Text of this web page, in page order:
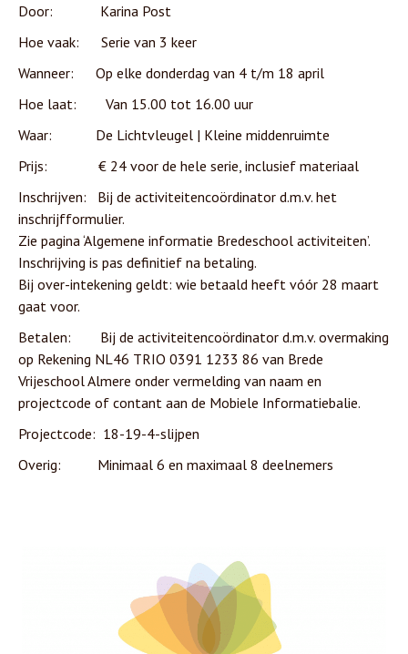
Door: Karina Post
Hoe vaak: Serie van 3 keer
Wanneer: Op elke donderdag van 4 t/m 18 april
Hoe laat: Van 15.00 tot 16.00 uur
Waar: De Lichtvleugel | Kleine middenruimte
Prijs: € 24 voor de hele serie, inclusief materiaal
Inschrijven: Bij de activiteitencoördinator d.m.v. het
inschrijfformulier.
Zie pagina ‘Algemene informatie Bredeschool activiteiten’.
Inschrijving is pas definitief na betaling.
Bij over-intekening geldt: wie betaald heeft vóór 28 maart
gaat voor.
Betalen: Bij de activiteitencoördinator d.m.v. overmaking
op Rekening NL46 TRIO 0391 1233 86 van Brede
Vrijeschool Almere onder vermelding van naam en
projectcode of contant aan de Mobiele Informatiebalie.
Projectcode: 18-19-4-slijpen
Overig: Minimaal 6 en maximaal 8 deelnemers